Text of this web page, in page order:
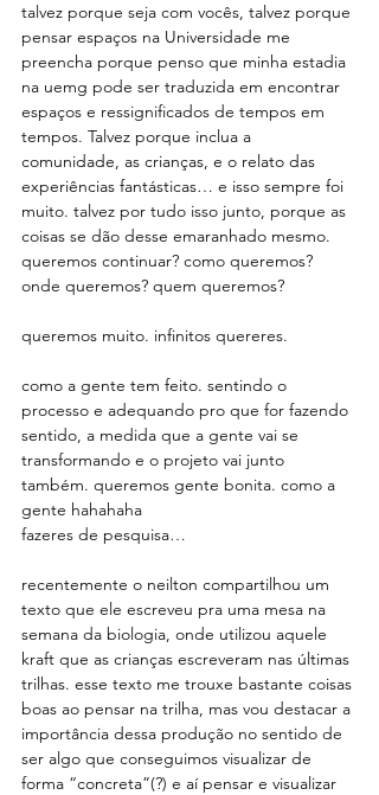
talvez porque seja com vocês, talvez porque
pensar espaços na Universidade me
preencha porque penso que minha estadia
na uemg pode ser traduzida em encontrar
espaços e ressignificados de tempos em
tempos. Talvez porque inclua a
comunidade, as crianças, e o relato das
experiências fantásticas… e isso sempre foi
muito. talvez por tudo isso junto, porque as
coisas se dão desse emaranhado mesmo.
queremos continuar? como queremos?
onde queremos? quem queremos?
queremos muito. infinitos quereres.
como a gente tem feito. sentindo o
processo e adequando pro que for fazendo
sentido, a medida que a gente vai se
transformando e o projeto vai junto
também. queremos gente bonita. como a
gente hahahaha
fazeres de pesquisa…
recentemente o neilton compartilhou um
texto que ele escreveu pra uma mesa na
semana da biologia, onde utilizou aquele
kraft que as crianças escreveram nas últimas
trilhas. esse texto me trouxe bastante coisas
boas ao pensar na trilha, mas vou destacar a
importância dessa produção no sentido de
ser algo que conseguimos visualizar de
forma “concreta”(?) e aí pensar e visualizar